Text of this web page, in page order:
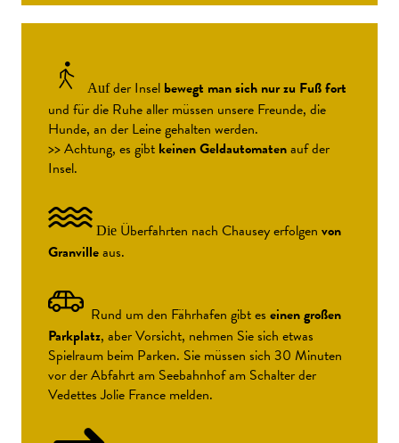
Aufder Insel bewegt man sich nur zu Fuß fort
und für die Ruhe aller müssen unsere Freunde, die
Hunde, an der Leine gehalten werden.
>> Achtung, es gibt keinen Geldautomatenauf der
Insel.
Die Überfahrten nach Chausey erfolgen von
Granvilleaus.
Rund um den Fährhafen gibt es einen großen
Parkplatz, aber Vorsicht, nehmen Sie sich etwas
Spielraum beim Parken. Sie müssen sich 30 Minuten
vor der Abfahrt am Seebahnhof am Schalter der
Vedettes Jolie France melden.